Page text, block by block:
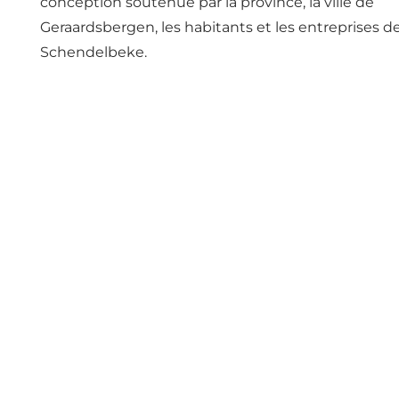
Geraardsbergen, les habitants et les entreprises
Schendelbeke.